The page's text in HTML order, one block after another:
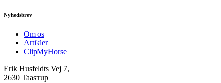
Nyhedsbrev
Om os
Artikler
ClipMyHorse
Erik Husfeldts Vej 7,
2630 Taastrup